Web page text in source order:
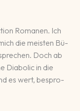
Ro­ma­nen. Ich
die meis­ten Bü­
Doch ab
Diabolic in die
es wert, be­spro­